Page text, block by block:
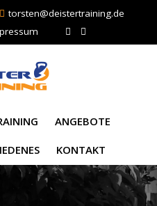
torsten@deistertraining.de
ANGEBOTE
KONTAKT